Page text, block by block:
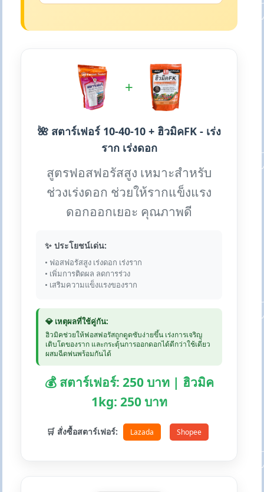
+
🌺 สตาร์เฟอร์ 10-40-10 + ฮิวมิคFK - เร่ง
ราก เร่งดอก
สูตรฟอสฟอรัสสูง เหมาะสำหรับ
ช่วงเร่งดอก ช่วยให้รากแข็งแรง
ดอกออกเยอะ คุณภาพดี
✨ ประโยชน์เด่น:
• ฟอสฟอรัสสูง เร่งดอก เร่งราก
• เพิ่มการติดผล ลดการร่วง
• เสริมความแข็งแรงของราก
💎 เหตุผลที่ใช้คู่กัน:
ฮิวมิคช่วยให้ฟอสฟอรัสถูกดูดซับง่ายขึ้น เร่งการเจริญ
เติบโตของราก และกระตุ้นการออกดอกได้ดีกว่าใช้เดี่ยว
ผสมฉีดพ่นพร้อมกันได้
💰 สตาร์เฟอร์: 250 บาท | ฮิวมิค
1kg: 250 บาท
🛒 สั่งซื้อสตาร์เฟอร์: Lazada Shopee